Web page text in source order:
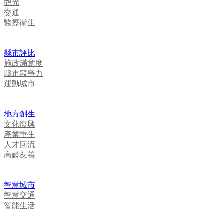
觀光
交通
醫療衛生
縣市評比
施政滿意度
縣市競爭力
運動城市
地方創生
文化復興
產業重生
人才回流
高齡友善
智慧城市
智慧交通
智能生活